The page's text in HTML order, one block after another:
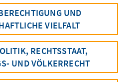
UND
VIELFALT
RECHTSSTAAT,
UND VÖLKERRECHT